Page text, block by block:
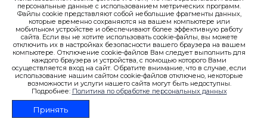
персональные данные с использованием метрических программ.
Файлы cookie представляют собой небольшие фрагменты данных,
которые временно сохраняются на вашем компьютере или
мобильном устройстве и обеспечивают более эффективную работу
сайта. Если вы не хотите использовать cookie-файлы, вы можете
отключить их в настройках безопасности вашего браузера на вашем
компьютере. Отключение cookie-файлов Вам следует выполнить для
каждого браузера и устройства, с помощью которого Вами
осуществляется вход на сайт. Обратите внимание, что в случае, если
использование нашим сайтом cookie-файлов отключено, некоторые
возможности и услуги нашего сайта могут быть недоступны.
Подробнее: Политика по обработке персональных данных
Принять
ВЕРСИЯ ДЛЯ ПЕЧАТИ
ПОЛИТИКА КОНФИДЕНЦИАЛЬНОСТИ
© 2007-2026. , ГБОУ СО «Гимназия № 1 (Базовая школа
РАН)»
Создание сайта